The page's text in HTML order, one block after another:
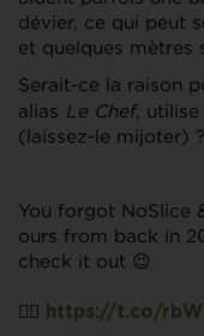
dévier, ce qui peut
et quelques mètres
Serait-ce la raison
alias Le Chef, utilise
(laissez-le mijoter) ?
You forgot NoSlice
ours from back in
check it out 😉
👉🏽 https://t.co/